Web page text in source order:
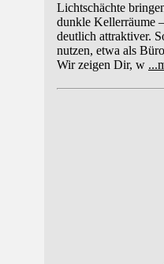
Lichtschächte
dunkle Kellerräume
deutlich attraktiver.
nutzen, etwa als
Wir zeigen Dir, w ...